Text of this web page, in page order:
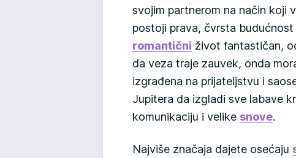
svojim partnerom na način koji
postoji prava, čvrsta
romantični život fantastičan,
da veza traje zauvek, onda
izgrađena na prijateljstvu i
Jupitera da izgladi sve labave
komunikaciju i velike snove.
Najviše značaja dajete osećaju